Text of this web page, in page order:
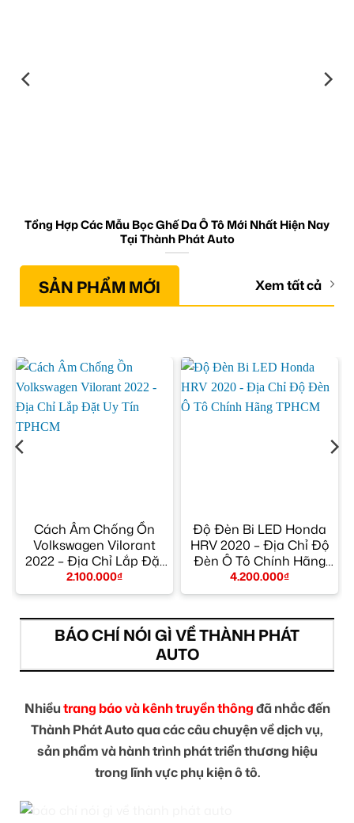
Tổng Hợp Các Mẫu Bọc Ghế Da Ô Tô Mới Nhất Hiện Nay
Tại Thành Phát Auto
SẢN PHẨM MỚI Xem tất cả
Cách Âm Chống Ồn
Volkswagen Vilorant
2022 – Địa Chỉ Lắp Đặt
Uy Tín TPHCM
2.100.000₫
Độ Đèn Bi LED Honda
HRV 2020 – Địa Chỉ Độ
Đèn Ô Tô Chính Hãng
TPHCM
4.200.000₫
BÁO CHÍ NÓI GÌ VỀ THÀNH PHÁT
AUTO
Nhiềutrang báo và kênh truyền thôngđã nhắc đến
Thành Phát Auto qua các câu chuyện về dịch vụ,
sản phẩm và hành trình phát triển thương hiệu
trong lĩnh vực phụ kiện ô tô.